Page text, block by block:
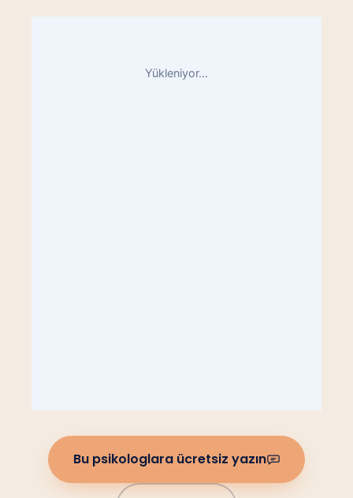
Bu psikologlara ücretsiz yazın